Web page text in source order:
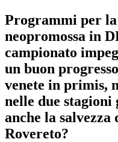
Programmi per la
neopromossa in
campionato
un buon
venete in primis,
nelle due stagioni
anche la salvezza
Rovereto?